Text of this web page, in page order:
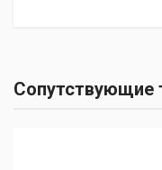
Сопутствующие